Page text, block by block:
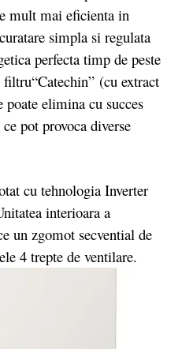
mult mai eficienta in
simpla si regulata
perfecta timp de peste
(cu extract
poate elimina cu succes
pot provoca diverse
cu tehnologia Inverter
interioara a
un zgomot secvential de
4 trepte de ventilare.